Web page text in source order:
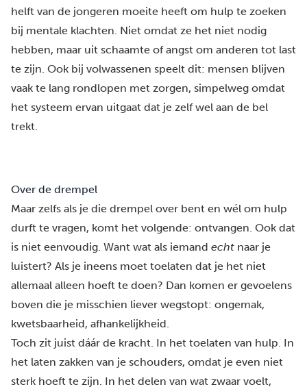
helft van de jongeren moeite heeft om hulp te zoeken
bij mentale klachten. Niet omdat ze het niet nodig
hebben, maar uit schaamte of angst om anderen tot last
te zijn. Ook bij volwassenen speelt dit: mensen blijven
vaak te lang rondlopen met zorgen, simpelweg omdat
het systeem ervan uitgaat dat je zelf wel aan de bel
trekt.
Over de drempel
Maar zelfs als je die drempel over bent en wél om hulp
durft te vragen, komt het volgende: ontvangen. Ook dat
is niet eenvoudig. Want wat als iemand echt naar je
luistert? Als je ineens moet toelaten dat je het niet
allemaal alleen hoeft te doen? Dan komen er gevoelens
boven die je misschien liever wegstopt: ongemak,
kwetsbaarheid, afhankelijkheid.
Toch zit juist dáár de kracht. In het toelaten van hulp. In
het laten zakken van je schouders, omdat je even niet
sterk hoeft te zijn. In het delen van wat zwaar voelt,